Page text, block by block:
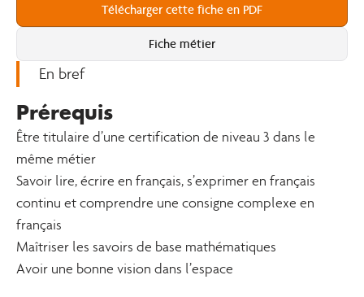
En bref
Prérequis
Être titulaire d’une certification de niveau 3 dans le
même métier
Savoir lire, écrire en français, s’exprimer en français
continu et comprendre une consigne complexe en
français
Maîtriser les savoirs de base mathématiques
Avoir une bonne vision dans l’espace
Télécharger cette fiche en PDF
Fiche métier